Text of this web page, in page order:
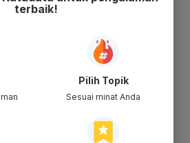
terbaik!
Pilih Topik
Sesuai minat Anda